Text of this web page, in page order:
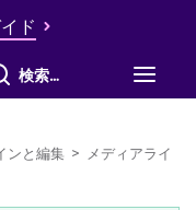
ド
て検索
ンと編集 > メディアライ